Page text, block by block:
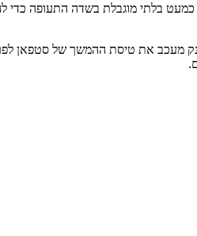
בלתי מוגבלת בשדה התעופה כדי
מעכב את טיסת ההמשך של סטפאן